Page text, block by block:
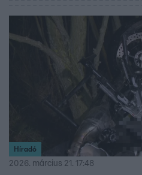
Híradó
2026. március 21. 17:48